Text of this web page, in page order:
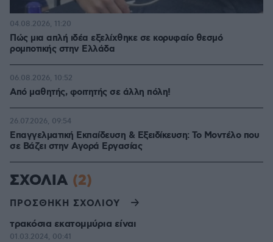
Πώς μια απλή ιδέα εξελίχθηκε σε κορυφαίο θεσμό
ρομποτικής στην Ελλάδα
04.08.2026, 11:20
Από μαθητής, φοιτητής σε άλλη πόλη!
06.08.2026, 10:52
Επαγγελματική Εκπαίδευση & Εξειδίκευση: Το Mοντέλο που
σε Bάζει στην Aγορά Eργασίας
26.07.2026, 09:54
ΣΧΟΛΙΑ (2)
ΠΡΟΣΘΗΚΗ ΣΧΟΛΙΟΥ
τρακόσια εκατομμύρια είναι
01.03.2024, 00:41